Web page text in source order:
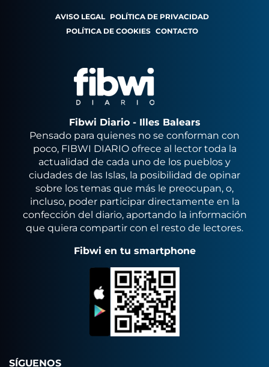
AVISO LEGAL POLÍTICA DE PRIVACIDAD
POLÍTICA DE COOKIES CONTACTO
Fibwi Diario - Illes Balears
Pensado para quienes no se conforman con
poco, FIBWI DIARIO ofrece al lector toda la
actualidad de cada uno de los pueblos y
ciudades de las Islas, la posibilidad de opinar
sobre los temas que más le preocupan, o,
incluso, poder participar directamente en la
confección del diario, aportando la información
que quiera compartir con el resto de lectores.
Fibwi en tu smartphone
SÍGUENOS